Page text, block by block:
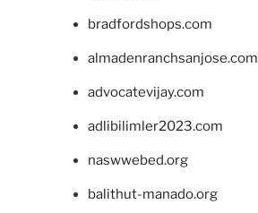
bradfordshops.com
almadenranchsanjose.com
advocatevijay.com
adlibilimler2023.com
naswwebed.org
balithut-manado.org